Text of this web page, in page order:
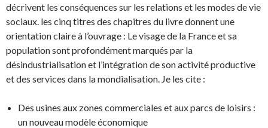
décrivent les conséquences sur les relations et les modes de vie
sociaux. les cinq titres des chapitres du livre donnent une
orientation claire à l’ouvrage : Le visage de la France et sa
population sont profondément marqués par la
désindustrialisation et l’intégration de son activité productive
et des services dans la mondialisation. Je les cite :
Des usines aux zones commerciales et aux parcs de loisirs :
un nouveau modèle économique